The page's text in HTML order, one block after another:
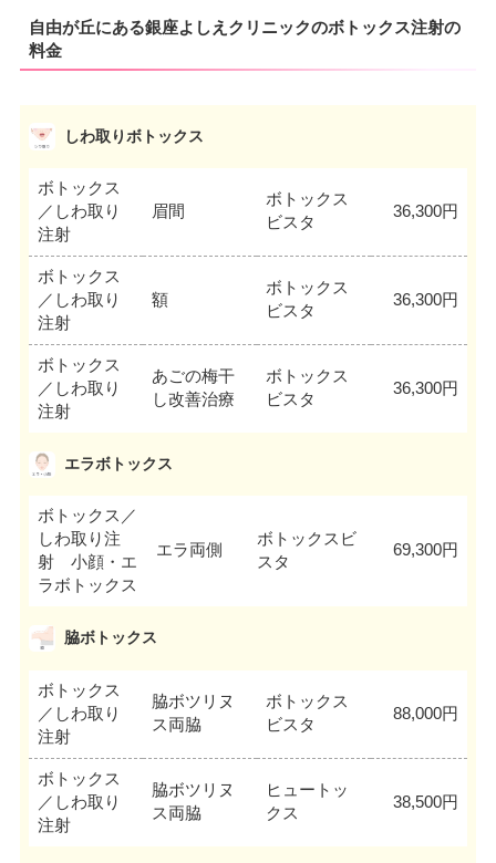
自由が丘にある銀座よしえクリニックのボトックス注射の
料金
しわ取りボトックス
ボトックス
／しわ取り
注射
眉間
ボトックス
ビスタ
36,300円
ボトックス
／しわ取り
注射
額
ボトックス
ビスタ
36,300円
ボトックス
／しわ取り
注射
あごの梅干
し改善治療
ボトックス
ビスタ
36,300円
エラボトックス
ボトックス／
しわ取り注
射 小顔・エ
ラボトックス
エラ両側
ボトックスビ
スタ
69,300円
脇ボトックス
ボトックス
／しわ取り
注射
脇ボツリヌ
ス両脇
ボトックス
ビスタ
88,000円
ボトックス
／しわ取り
注射
脇ボツリヌ
ス両脇
ヒュートッ
クス
38,500円